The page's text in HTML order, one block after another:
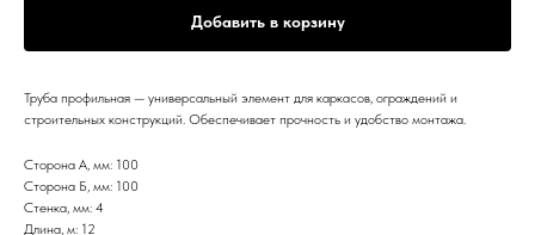
Добавить в корзину
Труба профильная — универсальный элемент для каркасов, ограждений и
строительных конструкций. Обеспечивает прочность и удобство монтажа.
Сторона А, мм: 100
Сторона Б, мм: 100
Стенка, мм: 4
Длина, м: 12